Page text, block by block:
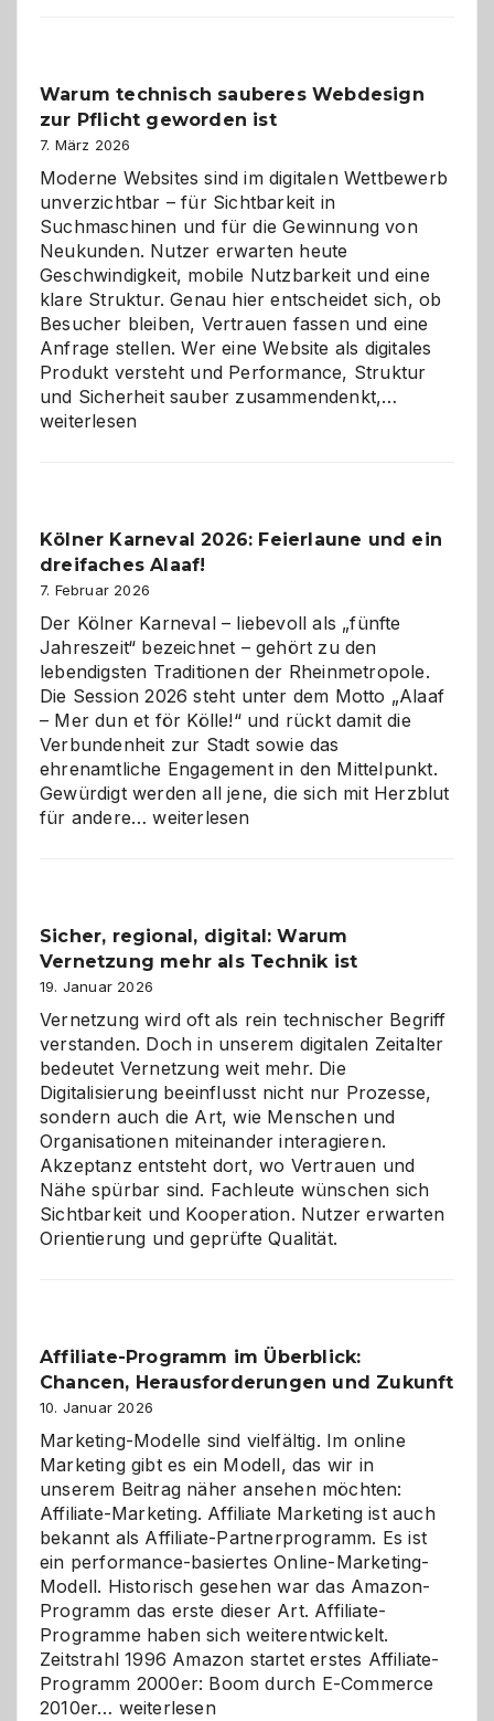
den
Logikrätseln
Warum technisch sauberes Webdesign
zur Pflicht geworden ist
7. März 2026
Moderne Websites sind im digitalen Wettbewerb
unverzichtbar – für Sichtbarkeit in
Suchmaschinen und für die Gewinnung von
Neukunden. Nutzer erwarten heute
Geschwindigkeit, mobile Nutzbarkeit und eine
klare Struktur. Genau hier entscheidet sich, ob
Besucher bleiben, Vertrauen fassen und eine
Anfrage stellen. Wer eine Website als digitales
Produkt versteht und Performance, Struktur
und Sicherheit sauber zusammendenkt,…
geworden
weiterlesen
Kölner Karneval 2026: Feierlaune und ein
dreifaches Alaaf!
7. Februar 2026
Der Kölner Karneval – liebevoll als „fünfte
Jahreszeit“ bezeichnet – gehört zu den
lebendigsten Traditionen der Rheinmetropole.
Die Session 2026 steht unter dem Motto „Alaaf
– Mer dun et för Kölle!“ und rückt damit die
Verbundenheit zur Stadt sowie das
ehrenamtliche Engagement in den Mittelpunkt.
Gewürdigt werden all jene, die sich mit Herzblut
für andere…Kölner
ein
dreifaches
Alaaf!
weiterlesen
Sicher, regional, digital: Warum
Vernetzung mehr als Technik ist
19. Januar 2026
Vernetzung wird oft als rein technischer Begriff
verstanden. Doch in unserem digitalen Zeitalter
bedeutet Vernetzung weit mehr. Die
Digitalisierung beeinflusst nicht nur Prozesse,
sondern auch die Art, wie Menschen und
Organisationen miteinander interagieren.
Akzeptanz entsteht dort, wo Vertrauen und
Nähe spürbar sind. Fachleute wünschen sich
Sichtbarkeit und Kooperation. Nutzer erwarten
Orientierung und geprüfte Qualität.
Affiliate-Programm im Überblick:
Chancen, Herausforderungen und Zukunft
10. Januar 2026
Marketing-Modelle sind vielfältig. Im online
Marketing gibt es ein Modell, das wir in
unserem Beitrag näher ansehen möchten:
Affiliate-Marketing. Affiliate Marketing ist auch
bekannt als Affiliate-Partnerprogramm. Es ist
ein performance-basiertes Online-Marketing-
Modell. Historisch gesehen war das Amazon-
Programm das erste dieser Art. Affiliate-
Programme haben sich weiterentwickelt.
Zeitstrahl 1996 Amazon startet erstes Affiliate-
Programm 2000er: Boom durch E-Commerce
2010er… Affiliate-
weiterlesen